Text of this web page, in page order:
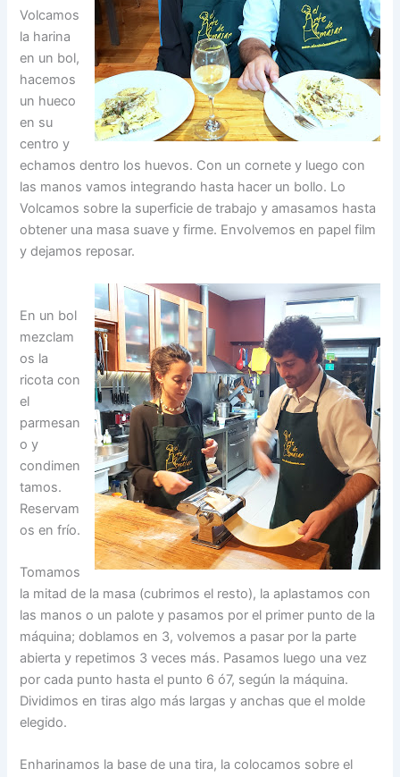
Volcamos
la harina
en un bol,
hacemos
un hueco
en su
centro y
echamos dentro los huevos. Con un cornete y luego con
las manos vamos integrando hasta hacer un bollo. Lo
Volcamos sobre la superficie de trabajo y amasamos hasta
obtener una masa suave y firme. Envolvemos en papel film
y dejamos reposar.
En un bol
mezclam
os la
ricota con
el
parmesan
o y
condimen
tamos.
Reservam
os en frío.
Tomamos
la mitad de la masa (cubrimos el resto), la aplastamos con
las manos o un palote y pasamos por el primer punto de la
máquina; doblamos en 3, volvemos a pasar por la parte
abierta y repetimos 3 veces más. Pasamos luego una vez
por cada punto hasta el punto 6 ó7, según la máquina.
Dividimos en tiras algo más largas y anchas que el molde
elegido.
Enharinamos la base de una tira, la colocamos sobre el